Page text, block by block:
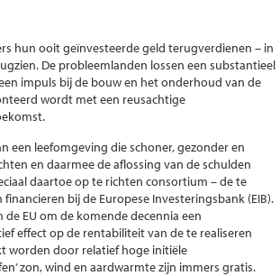
hun ooit geïnvesteerde geld terugverdienen – in
De probleemlanden lossen een substantieel
impuls bij de bouw en het onderhoud van de
wordt met een reusachtige
een leefomgeving die schoner, gezonder en
en daarmee de aflossing van de schulden
daartoe op te richten consortium – de te
bij de Europese Investeringsbank (EIB).
EU om de komende decennia een
effect op de rentabiliteit van de te realiseren
worden door relatief hoge initiële
zon, wind en aardwarmte zijn immers gratis.